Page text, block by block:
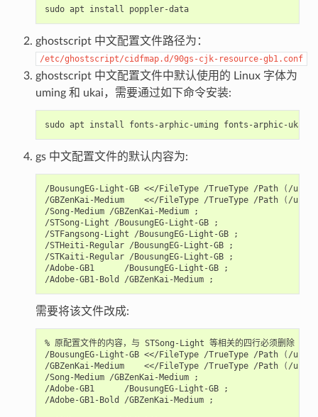
sudo apt install poppler-data
ghostscript 中文配置文件路径为：
/etc/ghostscript/cidfmap.d/90gs-cjk-resource-gb1.conf
ghostscript 中文配置文件中默认使用的 Linux 字体为
uming 和 ukai，需要通过如下命令安装:
gs 中文配置文件的默认内容为:
/BousungEG-Light-GB <</FileType /TrueType /Path ( /usr/
/GBZenKai-Medium    <</FileType /TrueType /Path
( /usr/
/Song-Medium /GBZenKai-Medium
;
/STSong-Light /BousungEG-Light-GB
;
/STFangsong-Light /BousungEG-Light-GB
;
/STHeiti-Regular /BousungEG-Light-GB
;
/STKaiti-Regular /BousungEG-Light-GB
;
/Adobe-GB1      /BousungEG-Light-GB
;
/Adobe-GB1-Bold /GBZenKai-Medium
;
需要将该文件改成:
% 原配置文件的内容，与 STSong-Light 等相关的四行必须删除
/BousungEG-Light-GB <</FileType /TrueType /Path
( /usr/
/GBZenKai-Medium    <</FileType /TrueType /Path
( /usr/
/Song-Medium /GBZenKai-Medium
;
/Adobe-GB1      /BousungEG-Light-GB
;
/Adobe-GB1-Bold /GBZenKai-Medium
;